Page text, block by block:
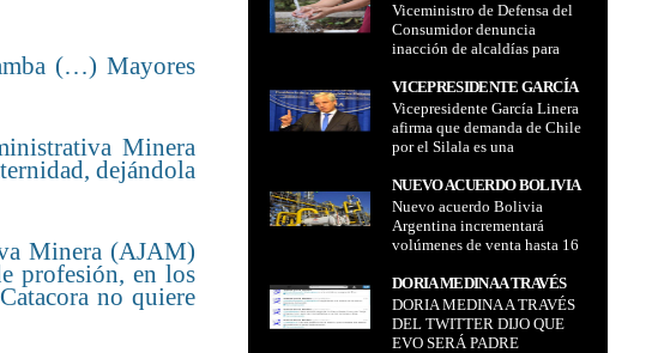
(…) Mayores
Minera
dejándola
Minera (AJAM)
profesión, en los
no quiere
DEFENSA DEL
CONSUMIDOR DENUNCIA
INACCIÓN DE ALCALDÍAS
RESPONSABLE DEL AGUA
Viceministro de Defensa del
Consumidor denuncia
inacción de alcaldías para
agua
VICEPRESIDENTE GARCÍA
LINERA AFIRMA QUE
DEMANDA DE CHILE POR
EL SILALA ES UNA
DESPROPÓSITO Y
ABERRACIÓN"
Vicepresidente García Linera
afirma que demanda de Chile
por el Silala es una
aberración"
NUEVO ACUERDO BOLIVIA
ARGENTINA
INCREMENTARÁ
VOLÚMENES DE VENTA
HASTA 16 MILLONES DE
METROS CÚBICOS DÍA
MMM3D Y A UN PRECIO
QUE BORDEA $US 9 MÁS UN
Nuevo acuerdo Bolivia
Argentina incrementará
volúmenes de venta hasta 16
día MMm3d y a un precio
que bordea $us 9 más un
adicional por millón de BTU
DORIA MEDINA A TRAVÉS
DEL TWITTER DIJO QUE
EVO SERÁ PADRE
DORIA MEDINA A TRAVÉS
DEL TWITTER DIJO QUE
EVO SERÁ PADRE